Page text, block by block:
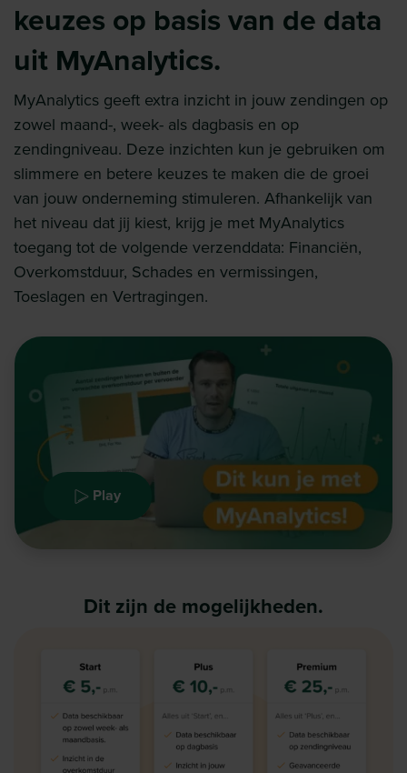
keuzes op basis van de data
uit MyAnalytics.
MyAnalytics geeft extra inzicht in jouw zendingen op
zowel maand-, week- als dagbasis en op
zendingniveau. Deze inzichten kun je gebruiken om
slimmere en betere keuzes te maken die de groei
van jouw onderneming stimuleren. Afhankelijk van
het niveau dat jij kiest, krijg je met MyAnalytics
toegang tot de volgende verzenddata: Financiën,
Overkomstduur, Schades en vermissingen,
Toeslagen en Vertragingen.
Play
Dit zijn de mogelijkheden.